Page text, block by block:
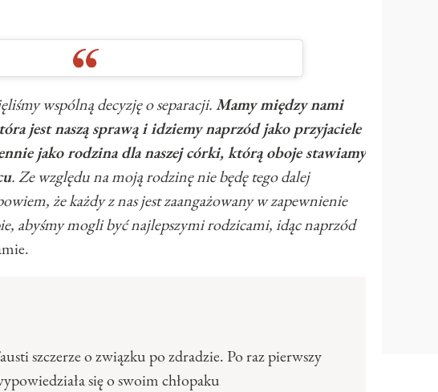
wspólną decyzję o separacji.Mamy między nami
jest naszą sprawą i idziemy naprzód jako przyjaciele
jako rodzina dla naszej córki, którą oboje stawiamy
. Ze względu na moją rodzinę nie będę tego dalej
że każdy z nas jest zaangażowany w zapewnienie
abyśmy mogli być najlepszymi rodzicami, idąc naprzód
szczerze o związku po zdradzie. Po raz pierwszy
się o swoim chłopaku